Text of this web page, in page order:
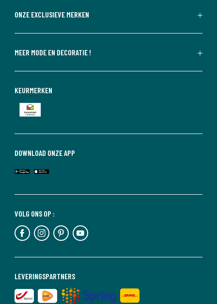
ONZE EXCLUSIEVE MERKEN
MEER MODE EN DECORATIE !
LEVERINGSPARTNERS
VOLG ONS OP :
DOWNLOAD ONZE APP
KEURMERKEN